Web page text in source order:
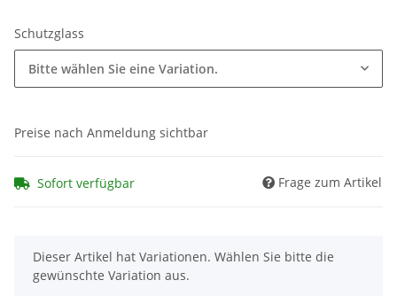
Schutzglass
Bitte wählen Sie eine Variation.
Preise nach Anmeldung sichtbar
Sofort verfügbar Frage zum Artikel
x
Dieser Artikel hat Variationen. Wählen Sie bitte die
gewünschte Variation aus.